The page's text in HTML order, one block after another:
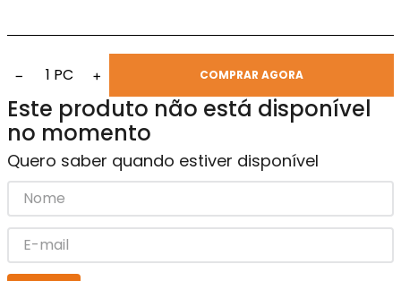
− 1 PC + COMPRAR AGORA
Este produto não está disponível
no momento
Quero saber quando estiver disponível